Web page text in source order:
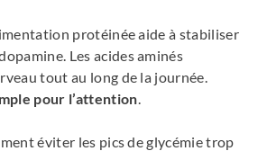
protéinée aide à stabiliser
Les acides aminés
tout au long de la journée.
pour l’attention
éviter les pics de glycémie trop